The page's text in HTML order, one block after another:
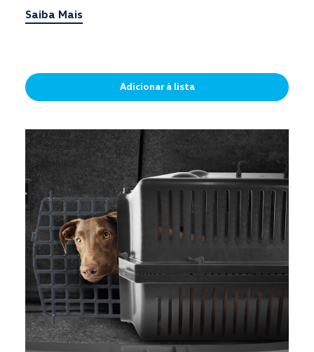
Saiba Mais
Adicionar à lista